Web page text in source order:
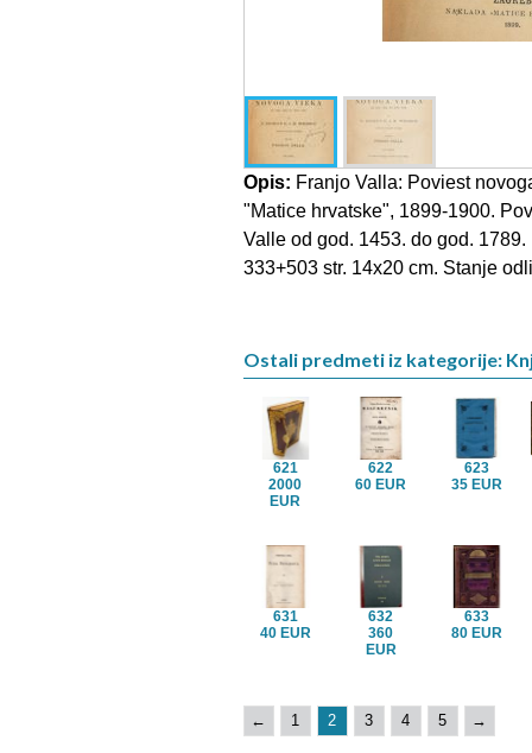
Opis: Franjo Valla: Poviest
"Matice hrvatske", 1899-1900.
Valle od god. 1453. do god.
333+503 str. 14x20 cm. Stanje
Ostali predmeti iz kategorije:
621
2000
EUR
622
60 EUR
623
35 EUR
631
40 EUR
632
360
EUR
633
80 EUR
← 1 2 3 4 5 →